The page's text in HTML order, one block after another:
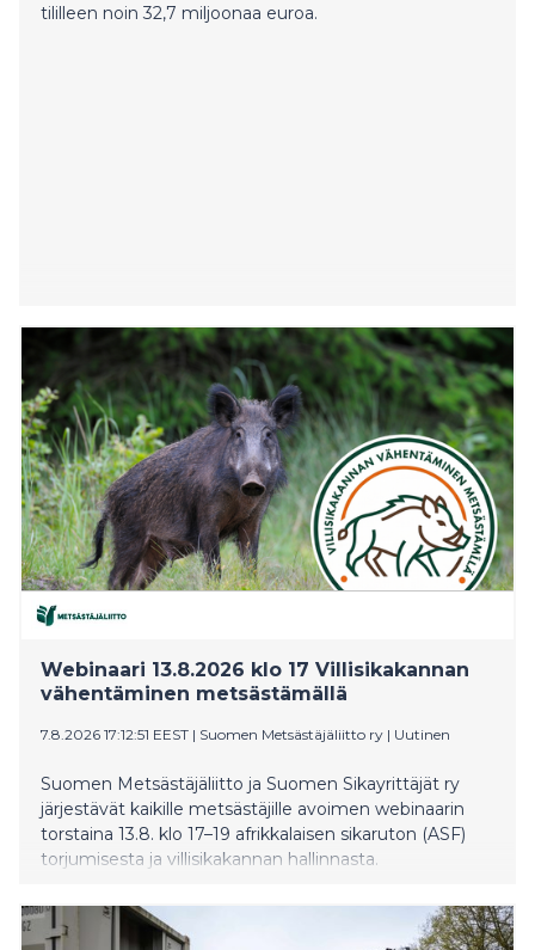
tililleen noin 32,7 miljoonaa euroa.
Webinaari 13.8.2026 klo 17 Villisikakannan
vähentäminen metsästämällä
7.8.2026 17:12:51 EEST | Suomen Metsästäjäliitto ry | Uutinen
Suomen Metsästäjäliitto ja Suomen Sikayrittäjät ry
järjestävät kaikille metsästäjille avoimen webinaarin
torstaina 13.8. klo 17–19 afrikkalaisen sikaruton (ASF)
torjumisesta ja villisikakannan hallinnasta.